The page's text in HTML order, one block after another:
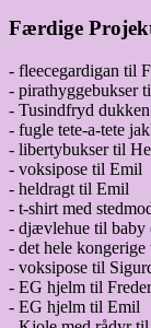
Færdige
- fleecegardigan til
- pirathyggebukser
- Tusindfryd
- fugle tete-a-tete
- libertybukser til
- voksipose til Emil
- heldragt til Emil
- t-shirt med
- djævlehue til baby
- det hele
- voksipose til
- EG hjelm til
- EG hjelm til Emil